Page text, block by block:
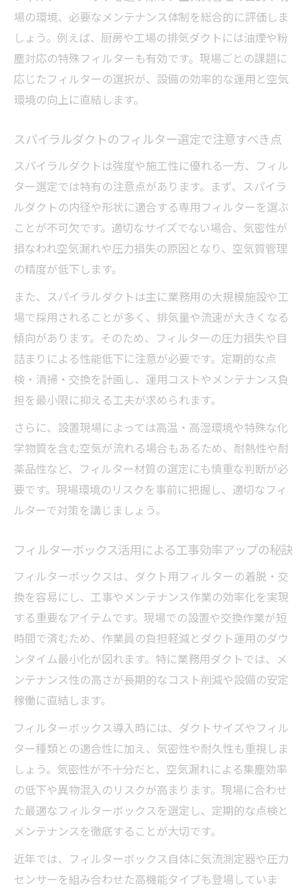
場の環境、必要なメンテナンス体制を総合的に評価しま
しょう。例えば、厨房や工場の排気ダクトには油煙や粉
塵対応の特殊フィルターも有効です。現場ごとの課題に
応じたフィルターの選択が、設備の効率的な運用と空気
環境の向上に直結します。
スパイラルダクトのフィルター選定で注意すべき点
スパイラルダクトは強度や施工性に優れる一方、フィル
ター選定では特有の注意点があります。まず、スパイラ
ルダクトの内径や形状に適合する専用フィルターを選ぶ
ことが不可欠です。適切なサイズでない場合、気密性が
損なわれ空気漏れや圧力損失の原因となり、空気質管理
の精度が低下します。
また、スパイラルダクトは主に業務用の大規模施設や工
場で採用されることが多く、排気量や流速が大きくなる
傾向があります。そのため、フィルターの圧力損失や目
詰まりによる性能低下に注意が必要です。定期的な点
検・清掃・交換を計画し、運用コストやメンテナンス負
担を最小限に抑える工夫が求められます。
さらに、設置現場によっては高温・高湿環境や特殊な化
学物質を含む空気が流れる場合もあるため、耐熱性や耐
薬品性など、フィルター材質の選定にも慎重な判断が必
要です。現場環境のリスクを事前に把握し、適切なフィ
ルターで対策を講じましょう。
フィルターボックス活用による工事効率アップの秘訣
フィルターボックスは、ダクト用フィルターの着脱・交
換を容易にし、工事やメンテナンス作業の効率化を実現
する重要なアイテムです。現場での設置や交換作業が短
時間で済むため、作業員の負担軽減とダクト運用のダウ
ンタイム最小化が図れます。特に業務用ダクトでは、メ
ンテナンス性の高さが長期的なコスト削減や設備の安定
稼働に直結します。
フィルターボックス導入時には、ダクトサイズやフィル
ター種類との適合性に加え、気密性や耐久性も重視しま
しょう。気密性が不十分だと、空気漏れによる集塵効率
の低下や異物混入のリスクが高まります。現場に合わせ
た最適なフィルターボックスを選定し、定期的な点検と
メンテナンスを徹底することが大切です。
近年では、フィルターボックス自体に気流測定器や圧力
センサーを組み合わせた高機能タイプも登場していま